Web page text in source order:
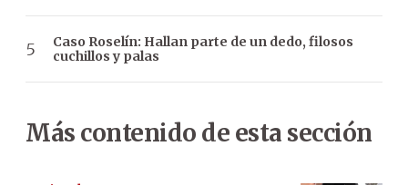
Caso Roselín: Hallan parte de un dedo, filosos
cuchillos y palas
Más contenido de esta sección